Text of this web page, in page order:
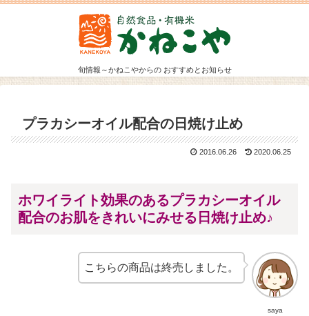
旬情報～かねこやからの おすすめとお知らせ
プラカシーオイル配合の日焼け止め
2016.06.26 2020.06.25
ホワイライト効果のあるプラカシーオイル
配合のお肌をきれいにみせる日焼け止め♪
saya
こちらの商品は終売しました。